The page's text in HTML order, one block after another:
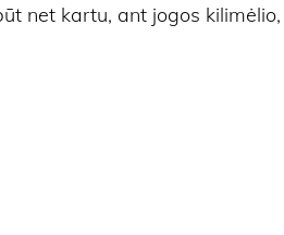
net kartu, ant jogos kilimėlio,